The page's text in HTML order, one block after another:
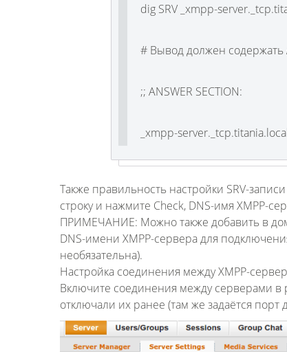
dig SRV _xmpp-
# Вывод должен содержать
;; ANSWER SECTION:
_xmpp-
Также правильность настройки SRV-
строку и нажмите Check, DNS-имя XMPP-
ПРИМЕЧАНИЕ: Можно также добавить в
DNS-имени XMPP-сервера для
необязательна).
Настройка соединения между XMPP-
Включите соединения между серверами в
отключали их ранее (там же задаётся